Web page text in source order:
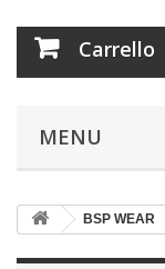
Carrello
MENU
BSP WEAR